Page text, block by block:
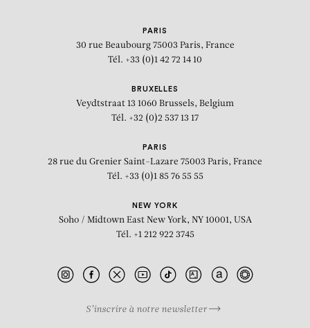
PARIS
30 rue Beaubourg 75003 Paris, France
Tél. +33 (0)1 42 72 14 10
BRUXELLES
Veydtstraat 13 1060 Brussels, Belgium
Tél. +32 (0)2 537 13 17
PARIS
28 rue du Grenier Saint-Lazare 75003 Paris, France
Tél. +33 (0)1 85 76 55 55
NEW YORK
Soho / Midtown East New York, NY 10001, USA
Tél. +1 212 922 3745
S’inscrire à notre newsletter